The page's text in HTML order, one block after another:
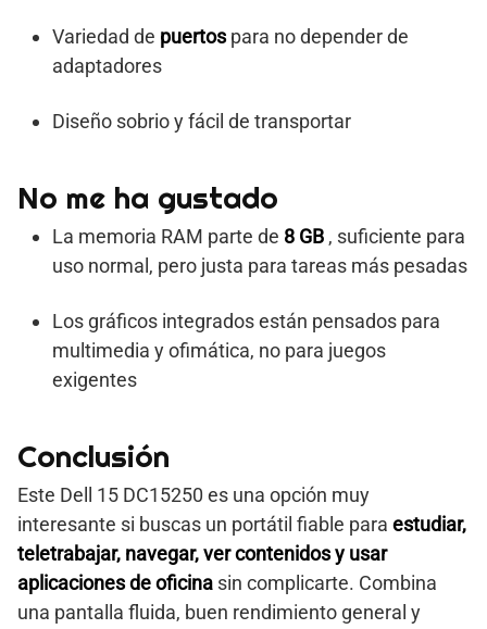
Variedad de puertospara no depender de
adaptadores
Diseño sobrio y fácil de transportar
No me ha gustado
La memoria RAM parte de 8 GB , suficiente para
uso normal, pero justa para tareas más pesadas
Los gráficos integrados están pensados para
multimedia y ofimática, no para juegos
exigentes
Conclusión
Este Dell 15 DC15250 es una opción muy
interesante si buscas un portátil fiable para estudiar,
teletrabajar, navegar, ver contenidos y usar
aplicaciones de oficina sin complicarte. Combina
una pantalla fluida, buen rendimiento general y